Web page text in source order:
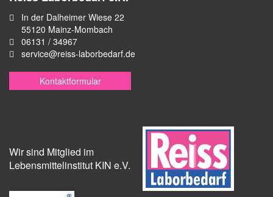
In der Dalheimer Wiese 22
55120 Mainz-Mombach
06131 / 34967
service@reiss-laborbedarf.de
Kontaktformular
Wir sind Mitglied im
Lebensmittelinstitut KIN e.V.